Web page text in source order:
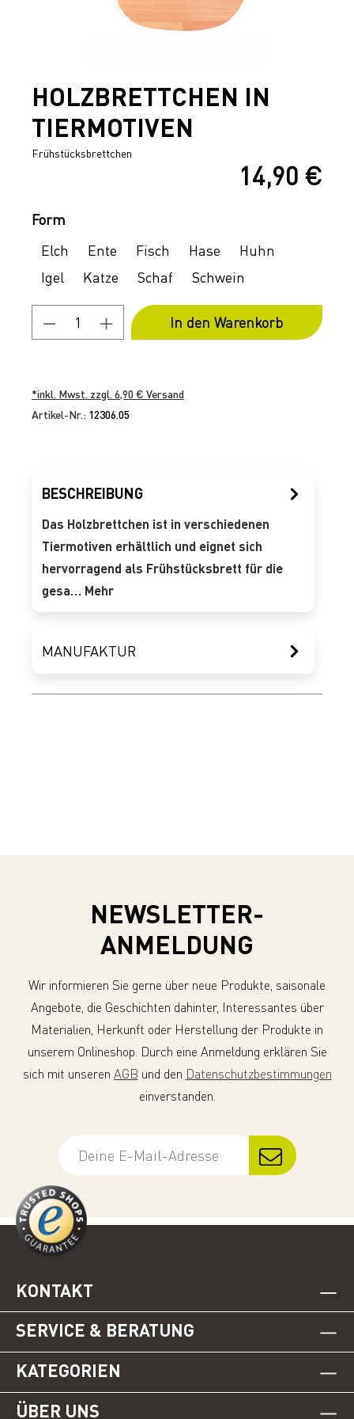
HOLZBRETTCHEN IN
TIERMOTIVEN
Frühstücksbrettchen
14,90 €
Form
Elch
Ente Fisch Hase
Huhn
Igel
Katze Schaf Schwein
Produkt Anzahl: Gib den
In den Warenkorb
*inkl. Mwst. zzgl. 6,90 € Versand
Artikel-Nr.: 12306.05
BESCHREIBUNG
Das Holzbrettchen ist in verschiedenen
Tiermotiven erhältlich und eignet sich
hervorragend als Frühstücksbrett für die
gesa… Mehr
MANUFAKTUR
NEWSLETTER-
ANMELDUNG
Wir informieren Sie gerne über neue Produkte, saisonale
Angebote, die Geschichten dahinter, Interessantes über
Materialien, Herkunft oder Herstellung der Produkte in
unserem Onlineshop. Durch eine Anmeldung erklären Sie
sich mit unseren AGB und den Datenschutzbestimmungen
einverstanden.
KONTAKT
SERVICE & BERATUNG
KATEGORIEN
ÜBER UNS